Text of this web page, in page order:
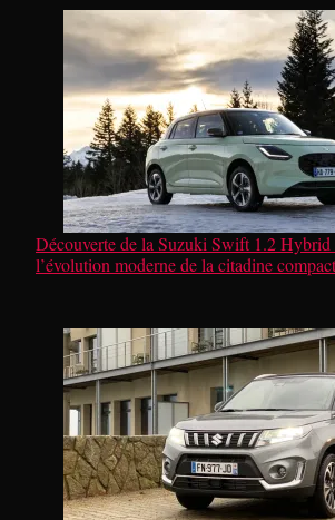
Découverte de la Suzuki Swift 1.2
l’évolution moderne de la citadine